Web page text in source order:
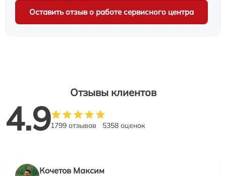
Оставить отзыв о работе сервисного центра
Отзывы клиентов
4.91799 отзывов 5358 оценок
Кочетов Максим